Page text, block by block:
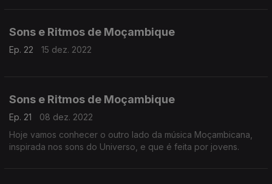
Sons e Ritmos de Moçambique
Ep. 22 15 dez. 2022
Sons e Ritmos de Moçambique
Ep. 21
08 dez. 2022
Hoje vamos conhecer o outro lado da música Moçambicana,
inspirada nos sons do Universo, e que é feita por jovens.